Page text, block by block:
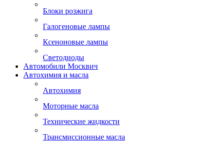
Блоки розжига
Галогеновые лампы
Ксеноновые лампы
Светодиоды
Автомобили Москвич
Автохимия и масла
Автохимия
Моторные масла
Технические жидкости
Трансмиссионные масла